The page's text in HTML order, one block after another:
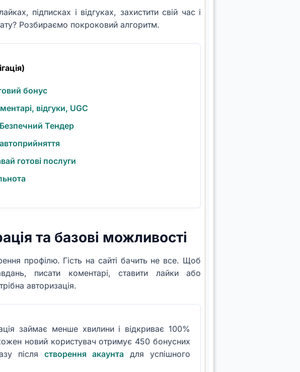
підписках і відгуках, захистити свій час і
Розбираємо покроковий алгоритм.
бонус
відгуки, UGC
Тендер
готові послуги
та базові можливості
профілю. Гість на сайті бачить не все. Щоб
писати коментарі, ставити лайки або
авторизація.
займає менше хвилини і відкриває 100%
новий користувач отримує 450 бонусних
післястворення акаунта для успішного